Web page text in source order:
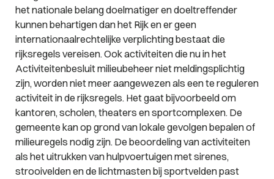
het nationale belang doelmatiger en doeltreffender
kunnen behartigen dan het Rijk en er geen
internationaalrechtelijke verplichting bestaat die
rijksregels vereisen. Ook activiteiten die nu in het
Activiteitenbesluit milieubeheer niet meldingsplichtig
zijn, worden niet meer aangewezen als een te reguleren
activiteit in de rijksregels. Het gaat bijvoorbeeld om
kantoren, scholen, theaters en sportcomplexen. De
gemeente kan op grond van lokale gevolgen bepalen of
milieuregels nodig zijn. De beoordeling van activiteiten
als het uitrukken van hulpvoertuigen met sirenes,
strooivelden en de lichtmasten bij sportvelden past